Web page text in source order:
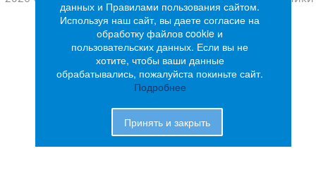
«Лидер»
данных и Правилами пользования сайтом.
Используя наш сайт, вы даете согласие на
обработку файлов cookie и
пользовательских данных. Если вы не
хотите, чтобы ваши данные
обрабатывались, пожалуйста покиньте сайт.
Подробнее
Принять и закрыть